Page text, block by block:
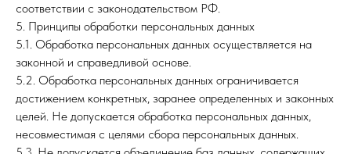
соответствии с законодательством РФ.
5. Принципы обработки персональных данных
5.1. Обработка персональных данных осуществляется на
законной и справедливой основе.
5.2. Обработка персональных данных ограничивается
достижением конкретных, заранее определенных и законных
целей. Не допускается обработка персональных данных,
несовместимая с целями сбора персональных данных.